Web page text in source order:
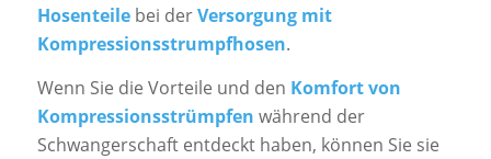
Hosenteilebei derVersorgung mit
Kompressionsstrumpfhosen.
Wenn Sie die Vorteile und den Komfort von
Kompressionsstrümpfen während der
Schwangerschaft entdeckt haben, können Sie sie